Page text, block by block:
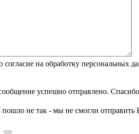
согласие на обработку персональных
успешно отправлено.
пошло не так - мы не смогли